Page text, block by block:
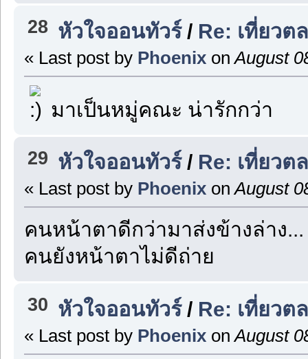
28 หัวใจออนทัวร์/ Re: เที่ยวต
« Last post by Phoenix on August
มาเป็นหมู่คณะ น่ารักกว่า
29 หัวใจออนทัวร์/ Re: เที่ยวต
« Last post by Phoenix on August
คนหน้าตาดีกว่ามาส่งข้างล่าง...
คนยังหน้าตาไม่ดีถ่าย
30 หัวใจออนทัวร์/ Re: เที่ยวต
« Last post by Phoenix on August